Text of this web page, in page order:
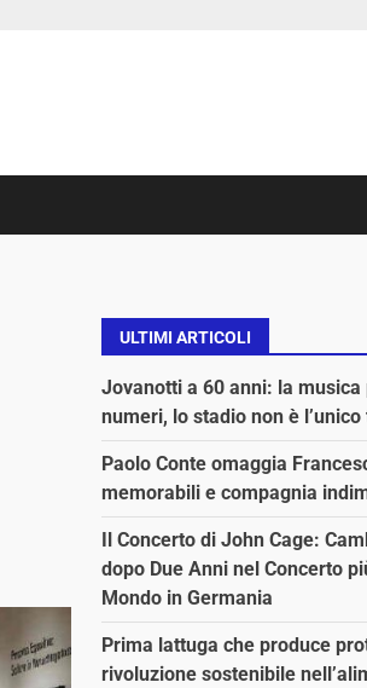
ULTIMI ARTICOLI
Jovanotti a 60 anni: la musica
numeri, lo stadio non è
Paolo Conte omaggia
memorabili e compagnia
Il Concerto di John Cage:
dopo Due Anni nel Concerto
Mondo in Germania
Prima lattuga che produce
rivoluzione sostenibile